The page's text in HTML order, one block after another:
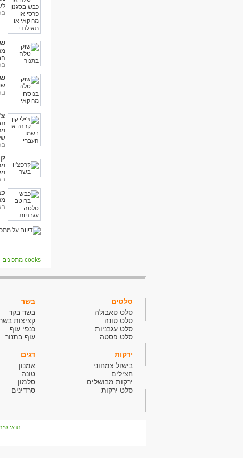
cooks מתכונים
סלטים
סלט טאבולה
סלט טונה
סלט עגבניות
סלט פסטה
ירקות
בישול צמחוני
חצילים
ירקות מבושלים
סלט ירקות
בשר
בשר בקר
קציצות
כנפי עוף
עוף בתנור
דגים
אמנון
טונה
סלמון
סרדינים
תנאי